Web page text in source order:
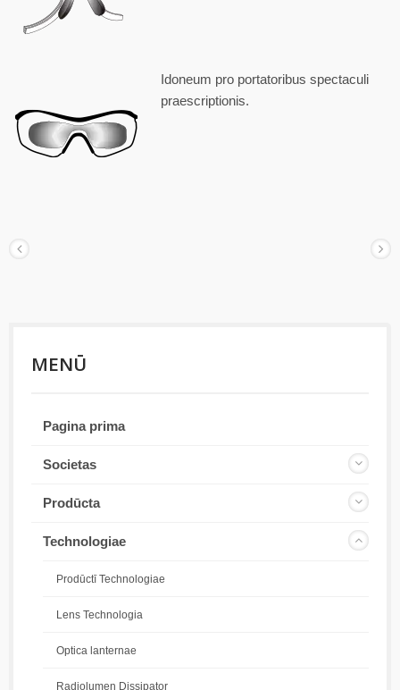
Idoneum pro portatoribus spectaculi
praescriptionis.
MENŪ
Pagina prima
Societas
Prodūcta
Technologiae
Prodūctī Technologiae
Lens Technologia
Optica lanternae
Radiolumen Dissipator